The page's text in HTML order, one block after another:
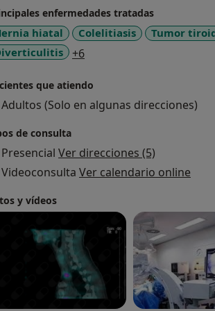
Trias i Pujol (Barcelona), donde
de la Unidad de Mama de ese
de la técnica de cirugía
De esta manera, el Dr. Rull
.
Dr. Rull cuenta con numerosas
por su
de cada uno de sus pacientes.
enfermedades tratadas
hiatal Colelitiasis Tumor
+6a11y_sr_more_diseases
que atiendo
Adultos (Solo en algunas direcciones)
de consulta
Presencial Ver direcciones (5)
Videoconsulta Ver calendario online
y vídeos